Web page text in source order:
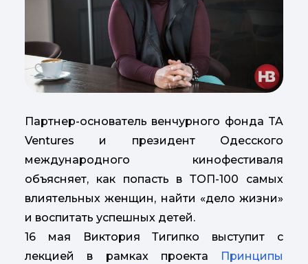
Партнер-основатель венчурного фонда TA
Ventures и президент Одесского
международного кинофестиваля
объясняет, как попасть в ТОП-100 самых
влиятельных женщин, найти «дело жизни»
и воспитать успешных детей.
16 мая Виктория Тигипко выступит с
лекцией в рамках проекта
Принципы